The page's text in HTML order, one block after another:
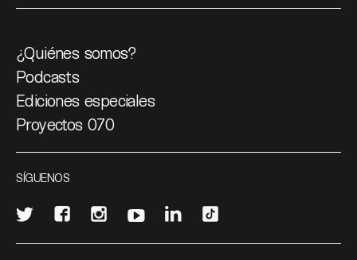
¿Quiénes somos?
Podcasts
Ediciones especiales
Proyectos 070
SÍGUENOS